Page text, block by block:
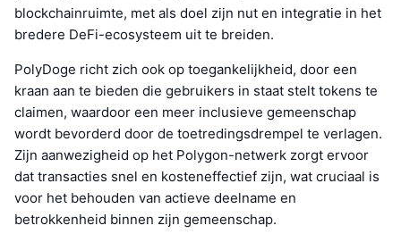
blockchainruimte, met als doel zijn nut en integratie in het
bredere DeFi-ecosysteem uit te breiden.
PolyDoge richt zich ook op toegankelijkheid, door een
kraan aan te bieden die gebruikers in staat stelt tokens te
claimen, waardoor een meer inclusieve gemeenschap
wordt bevorderd door de toetredingsdrempel te verlagen.
Zijn aanwezigheid op het Polygon-netwerk zorgt ervoor
dat transacties snel en kosteneffectief zijn, wat cruciaal is
voor het behouden van actieve deelname en
betrokkenheid binnen zijn gemeenschap.